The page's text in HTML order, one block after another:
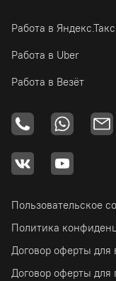
Работа в
Работа в Uber
Работа в Везёт
Пользовательское
Политика
Договор оферты для
Договор оферты для